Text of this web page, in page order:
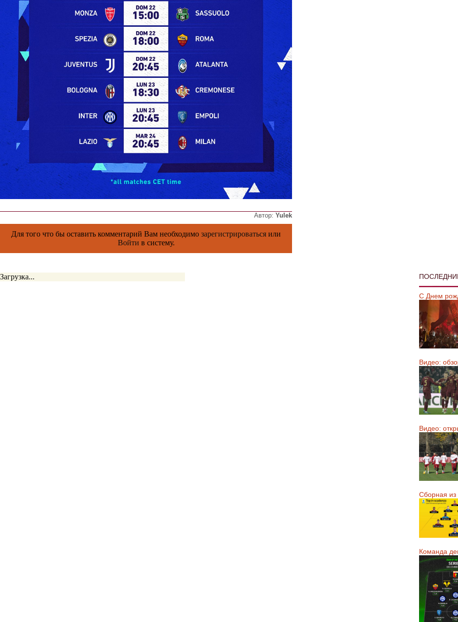
Автор: Yulek
Для того что бы оставить комментарий Вам необходимо зарегистрироваться или
Войти в систему.
Загрузка...
С Днем
Видео:
Видео:
Сборная из
Команда